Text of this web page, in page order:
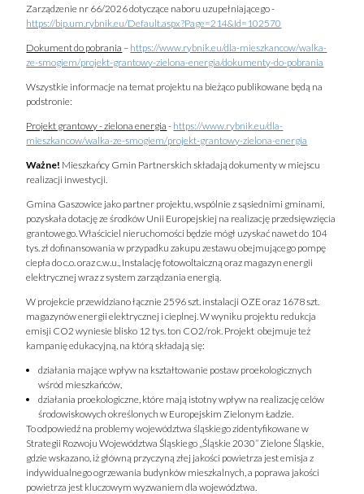
Zarządzenie nr 66/2026 dotyczące naboru uzupełniającego -
https://bip.um.rybnik.eu/Default.aspx?Page=214&Id=102570
Dokument do pobrania – https://www.rybnik.eu/dla-mieszkancow/walka-
ze-smogiem/projekt-grantowy-zielona-energia/dokumenty-do-pobrania
Wszystkie informacje na temat projektu na bieżąco publikowane będą na
podstronie:
Projekt grantowy - zielona energia - https://www.rybnik.eu/dla-
mieszkancow/walka-ze-smogiem/projekt-grantowy-zielona-energia
Ważne! Mieszkańcy Gmin Partnerskich składają dokumenty w miejscu
realizacji inwestycji.
Gmina Gaszowice jako partner projektu, wspólnie z sąsiednimi gminami,
pozyskała dotację ze środków Unii Europejskiej na realizację przedsięwzięcia
grantowego. Właściciel nieruchomości będzie mógł uzyskać nawet do 104
tys. zł dofinansowania w przypadku zakupu zestawu obejmującego pompę
ciepła do c.o. oraz c.w.u., Instalację fotowoltaiczną oraz magazyn energii
elektrycznej wraz z system zarządzania energią.
W projekcie przewidziano łącznie 2596 szt. instalacji OZE oraz 1678 szt.
magazynów energii elektrycznej i cieplnej. W wyniku projektu redukcja
emisji CO2 wyniesie blisko 12 tys. ton CO2/rok. Projekt obejmuje też
kampanię edukacyjną, na którą składają się:
działania mające wpływ na kształtowanie postaw proekologicznych
wśród mieszkańców,
działania proekologiczne, które mają istotny wpływ na realizację celów
środowiskowych określonych w Europejskim Zielonym Ładzie.
To odpowiedź na problemy województwa śląskiego zidentyfikowane w
Strategii Rozwoju Województwa Śląskiego „Śląskie 2030” Zielone Śląskie,
gdzie wskazano, iż główną przyczyną złej jakości powietrza jest emisja z
indywidualnego ogrzewania budynków mieszkalnych, a poprawa jakości
powietrza jest kluczowym wyzwaniem dla województwa.